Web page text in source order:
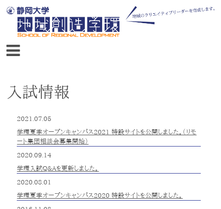
入試情報
2021.07.05
学環夏季オープンキャンパス2021 特設サイトを公開しました。（リモ
ート集団相談会募集開始）
2020.09.14
学環入試Q&Aを更新しました。
2020.08.01
学環夏季オープンキャンパス2020 特設サイトを公開しました。